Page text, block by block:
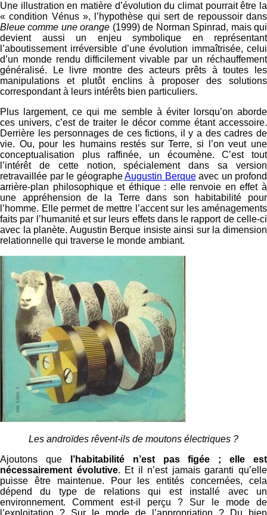
Une illustration en matière d’évolution du climat pourrait être la
« condition Vénus », l’hypothèse qui sert de repoussoir dans
Bleue comme une orange (1999) de Norman Spinrad, mais qui
devient aussi un enjeu symbolique en représentant
l’aboutissement irréversible d’une évolution immaîtrisée, celui
d’un monde rendu difficilement vivable par un réchauffement
généralisé. Le livre montre des acteurs prêts à toutes les
manipulations et plutôt enclins à proposer des solutions
correspondant à leurs intérêts bien particuliers.
Plus largement, ce qui me semble à éviter lorsqu’on aborde
ces univers, c’est de traiter le décor comme étant accessoire.
Derrière les personnages de ces fictions, il y a des cadres de
vie. Ou, pour les humains restés sur Terre, si l’on veut une
conceptualisation plus raffinée, un écoumène. C’est tout
l’intérêt de cette notion, spécialement dans sa version
retravaillée par le géographeAugustin Berqueavec un profond
arrière-plan philosophique et éthique : elle renvoie en effet à
une appréhension de la Terre dans son habitabilité pour
l’homme. Elle permet de mettre l’accent sur les aménagements
faits par l’humanité et sur leurs effets dans le rapport de celle-ci
avec la planète. Augustin Berque insiste ainsi sur la dimension
relationnelle qui traverse le monde ambiant.
Les androïdes rêvent-ils de moutons électriques ?
Ajoutons que
l’habitabilité n’est pas figée ; elle est
nécessairement évolutive. Et il n’est jamais garanti qu’elle
puisse être maintenue. Pour les entités concernées, cela
dépend du type de relations qui est installé avec un
environnement. Comment est-il perçu ? Sur le mode de